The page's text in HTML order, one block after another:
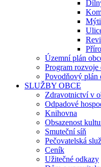
Územní plán
Program rozvoje
Povodňový plán
SLUŽBY OBCE
Zdravotnictví v
Odpadové
Knihovna
Obsazenost
Smuteční síň
Pečovatelská
Ceník
Užitečné odkazy